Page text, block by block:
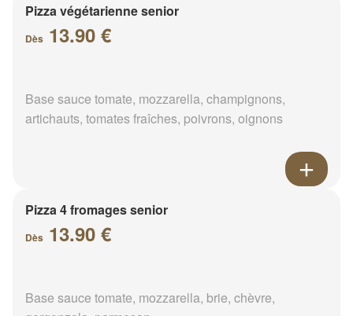
Pizza végétarienne senior
Dès 13.90 €
Base sauce tomate, mozzarella, champignons,
artichauts, tomates fraîches, poivrons, oignons
Pizza 4 fromages senior
Dès 13.90 €
Base sauce tomate, mozzarella, brie, chèvre,